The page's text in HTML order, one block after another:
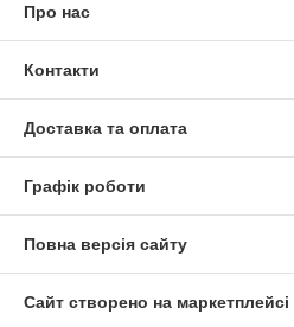
Про нас
Контакти
Доставка та оплата
Графік роботи
Повна версія сайту
Сайт створено на маркетплейсі